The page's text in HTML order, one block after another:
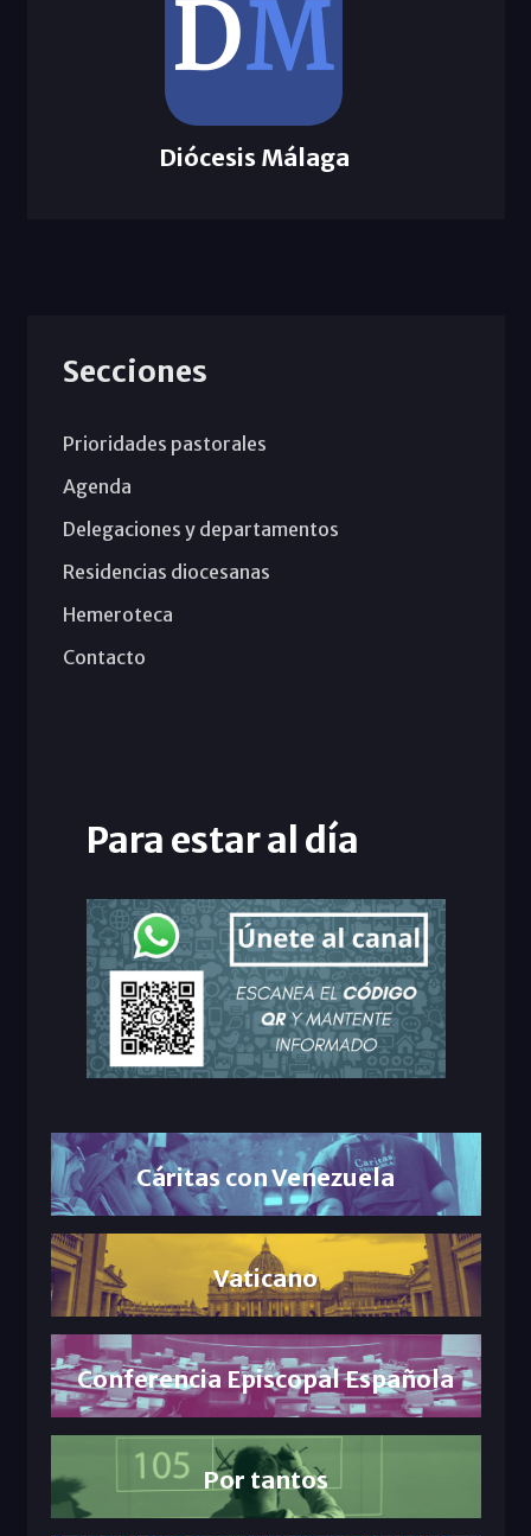
Diócesis Málaga
Secciones
Prioridades pastorales
Agenda
Delegaciones y departamentos
Residencias diocesanas
Hemeroteca
Contacto
Para estar al día
Cáritas con Venezuela
Vaticano
Conferencia Episcopal Española
Por tantos